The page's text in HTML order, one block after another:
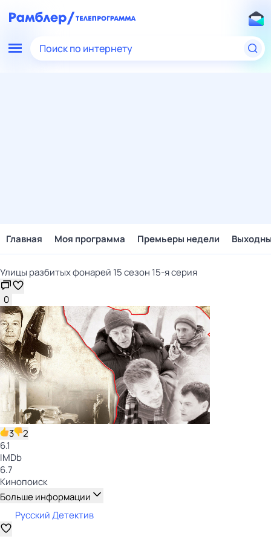
Поиск по интернету
Главная Моя программа Премьеры недели
Улицы разбитых фонарей 15 сезон 15-я серия
0
3
2
6.1
IMDb
6.7
Кинопоиск
Больше информации
Русский Детектив